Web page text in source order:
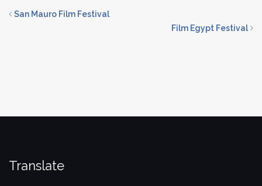
San Mauro Film Festival
Film Egypt Festival
Translate